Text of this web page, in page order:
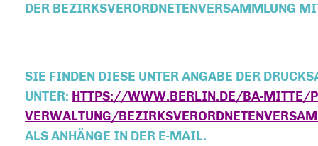
DER BEZIRKSVERORDNETENVERSAMMLUNG
SIE FINDEN DIESE UNTER ANGABE DER
UNTER: HTTPS://WWW.BERLIN.DE/BA-MITTE/
VERWALTUNG/
ALS ANHÄNGE IN DER E-MAIL.